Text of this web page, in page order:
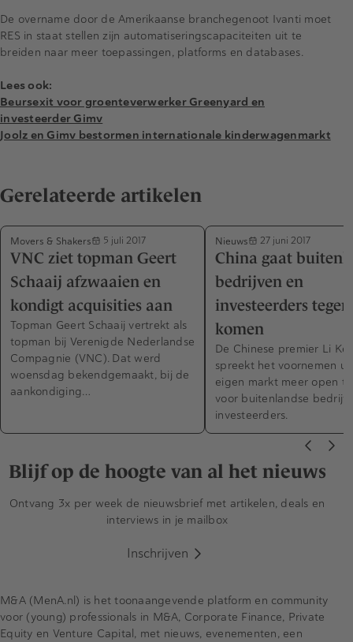
De overname door de Amerikaanse branchegenoot Ivanti moet
RES in staat stellen zijn automatiseringscapaciteiten uit te
breiden naar meer toepassingen, platforms en databases.
Lees ook:
Beursexit voor groenteverwerker Greenyard en
investeerder Gimv
Joolz en Gimv bestormen internationale kinderwagenmarkt
Gerelateerde artikelen
Movers & Shakers 5 juli 2017
VNC ziet topman Geert
Schaaij afzwaaien en
kondigt acquisities aan
Topman Geert Schaaij vertrekt als
topman bij Verenigde Nederlandse
Compagnie (VNC). Dat werd
woensdag bekendgemaakt, bij de
aankondiging…
Nieuws 27 juni 2017
China gaat
bedrijven en
investeerders
komen
De Chinese premier Li
spreekt het voornemen
eigen markt meer open
voor buitenlandse
investeerders.
Blijf op de hoogte van al het nieuws
Ontvang 3x per week de nieuwsbrief met artikelen, deals en
interviews in je mailbox
Inschrijven
M&A (MenA.nl) is het toonaangevende platform en community
voor (young) professionals in M&A, Corporate Finance, Private
Equity en Venture Capital, met nieuws, evenementen, een